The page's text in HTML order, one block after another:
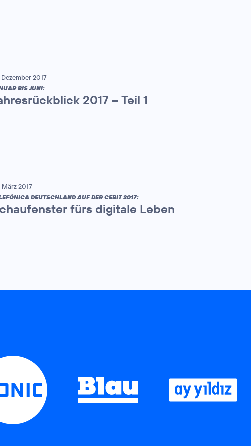
Dezember 2017
BIS JUNI:
2017 – Teil 1
März 2017
DEUTSCHLAND AUF DER CEBIT 2017:
fürs digitale Leben